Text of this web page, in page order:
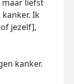
maar liefst
Ik
jezelf],
kanker.